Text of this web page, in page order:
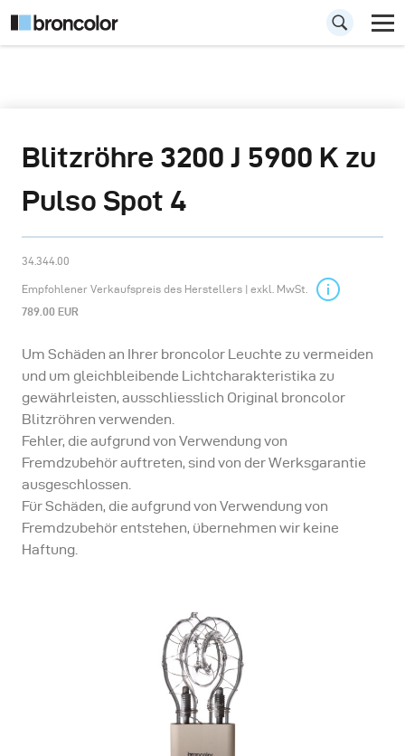
Blitzröhre 3200 J 5900 K zu
Pulso Spot 4
34.344.00
Empfohlener Verkaufspreis des Herstellers | exkl. MwSt.
789.00 EUR
Um Schäden an Ihrer broncolor Leuchte zu vermeiden
und um gleichbleibende Lichtcharakteristika zu
gewährleisten, ausschliesslich Original broncolor
Blitzröhren verwenden.
Fehler, die aufgrund von Verwendung von
Fremdzubehör auftreten, sind von der Werksgarantie
ausgeschlossen.
Für Schäden, die aufgrund von Verwendung von
Fremdzubehör entstehen, übernehmen wir keine
Haftung.